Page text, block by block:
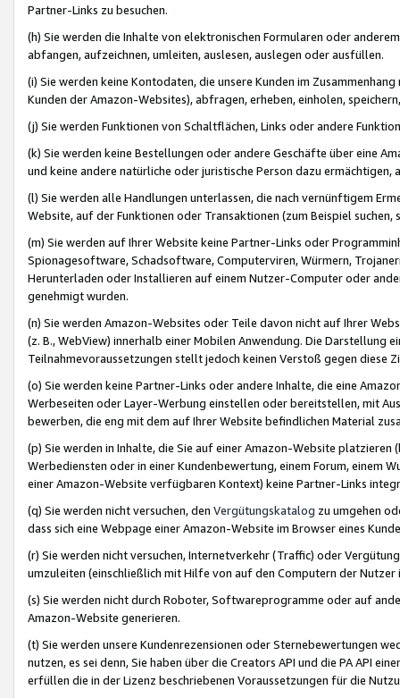
Partner-Links zu besuchen.
(h) Sie werden die Inhalte von elektronischen Formularen oder
abfangen, aufzeichnen, umleiten, auslesen, auslegen oder ausfüllen.
(i) Sie werden keine Kontodaten, die unsere Kunden im
Kunden der Amazon-Websites), abfragen, erheben, einholen,
(j) Sie werden Funktionen von Schaltflächen, Links oder andere
(k) Sie werden keine Bestellungen oder andere Geschäfte über eine
und keine andere natürliche oder juristische Person dazu
(l) Sie werden alle Handlungen unterlassen, die nach vernünftigem
Website, auf der Funktionen oder Transaktionen (zum Beispiel
(m) Sie werden auf Ihrer Website keine Partner-Links oder
Spionagesoftware, Schadsoftware, Computerviren, Würmern,
Herunterladen oder Installieren auf einem Nutzer-Computer oder
genehmigt wurden.
(n) Sie werden Amazon-Websites oder Teile davon nicht auf Ihrer
(z. B., WebView) innerhalb einer Mobilen Anwendung. Die Darstellung
Teilnahmevoraussetzungen stellt jedoch keinen Verstoß gegen diese
(o) Sie werden keine Partner-Links oder andere Inhalte, die eine
Werbeseiten oder Layer-Werbung einstellen oder bereitstellen, mit
bewerben, die eng mit dem auf Ihrer Website befindlichen Material
(p) Sie werden in Inhalte, die Sie auf einer Amazon-Website
Werbediensten oder in einer Kundenbewertung, einem Forum, einem
einer Amazon-Website verfügbaren Kontext) keine Partner-Links
(q) Sie werden nicht versuchen, den Vergütungskatalog zu umgehen
dass sich eine Webpage einer Amazon-Website im Browser eines
(r) Sie werden nicht versuchen, Internetverkehr (Traffic) oder
umzuleiten (einschließlich mit Hilfe von auf den Computern der
(s) Sie werden nicht durch Roboter, Softwareprogramme oder auf
Amazon-Website generieren.
(t) Sie werden unsere Kundenrezensionen oder Sternebewertungen
nutzen, es sei denn, Sie haben über die Creators API und die PA API
erfüllen die in der Lizenz beschriebenen Voraussetzungen für die